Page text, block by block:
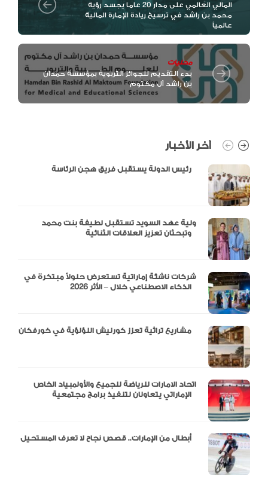
المالي العالمي على مدار 20 عاما يجسد رؤية
محمد بن راشد في ترسيخ ريادة الإمارة المالية
عالمياً
محليات
بدء التقديم للجوائز التربوية بمؤسسة حمدان
بن راشد آل مكتوم
آخر الأخبار
ولية عهد السويد تستقبل لطيفة بنت محمد
شركات ناشئة إماراتية تستعرض حلولاً مبتكرة في
اتحاد الامارات للرياضة للجميع والأولمبياد الخاص